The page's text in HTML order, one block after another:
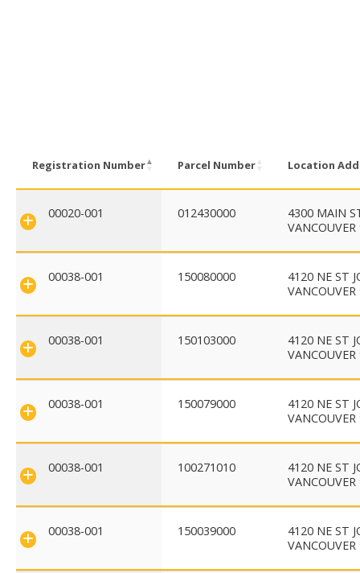
Registration Number Parcel Number Location
00020-001 012430000
4300 MAIN
00038-001 150080000
4120 NE ST
00038-001 150103000
4120 NE ST
00038-001 150079000
4120 NE ST
00038-001 100271010
4120 NE ST
00038-001 150039000
4120 NE ST